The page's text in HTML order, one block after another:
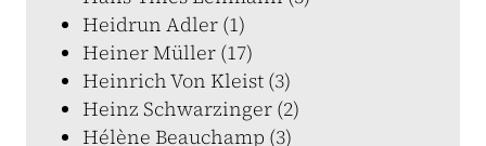
Heidrun Adler (1)
Heiner Müller (17)
Heinrich Von Kleist (3)
Heinz Schwarzinger (2)
Hélène Beauchamp (3)